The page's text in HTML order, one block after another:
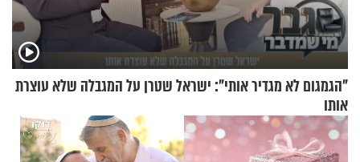
"הגמגום לא מגדיר אותי": ישראל שטרן על המגבלה שלא עוצרת
אותו